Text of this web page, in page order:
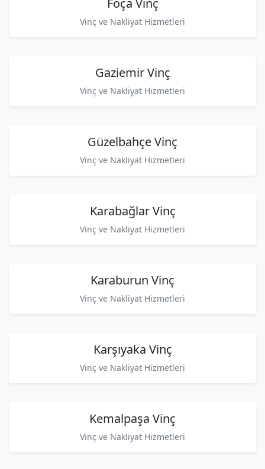
Vinç ve Nakliyat Hizmetleri
Gaziemir Vinç
Vinç ve Nakliyat Hizmetleri
Güzelbahçe Vinç
Vinç ve Nakliyat Hizmetleri
Karabağlar Vinç
Vinç ve Nakliyat Hizmetleri
Karaburun Vinç
Vinç ve Nakliyat Hizmetleri
Karşıyaka Vinç
Vinç ve Nakliyat Hizmetleri
Kemalpaşa Vinç
Vinç ve Nakliyat Hizmetleri